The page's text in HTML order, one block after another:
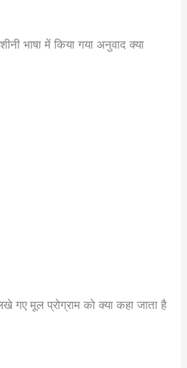
भाषा में किया गया अनुवाद क्या
गए मूल प्रोग्राम को क्या कहा जाता है